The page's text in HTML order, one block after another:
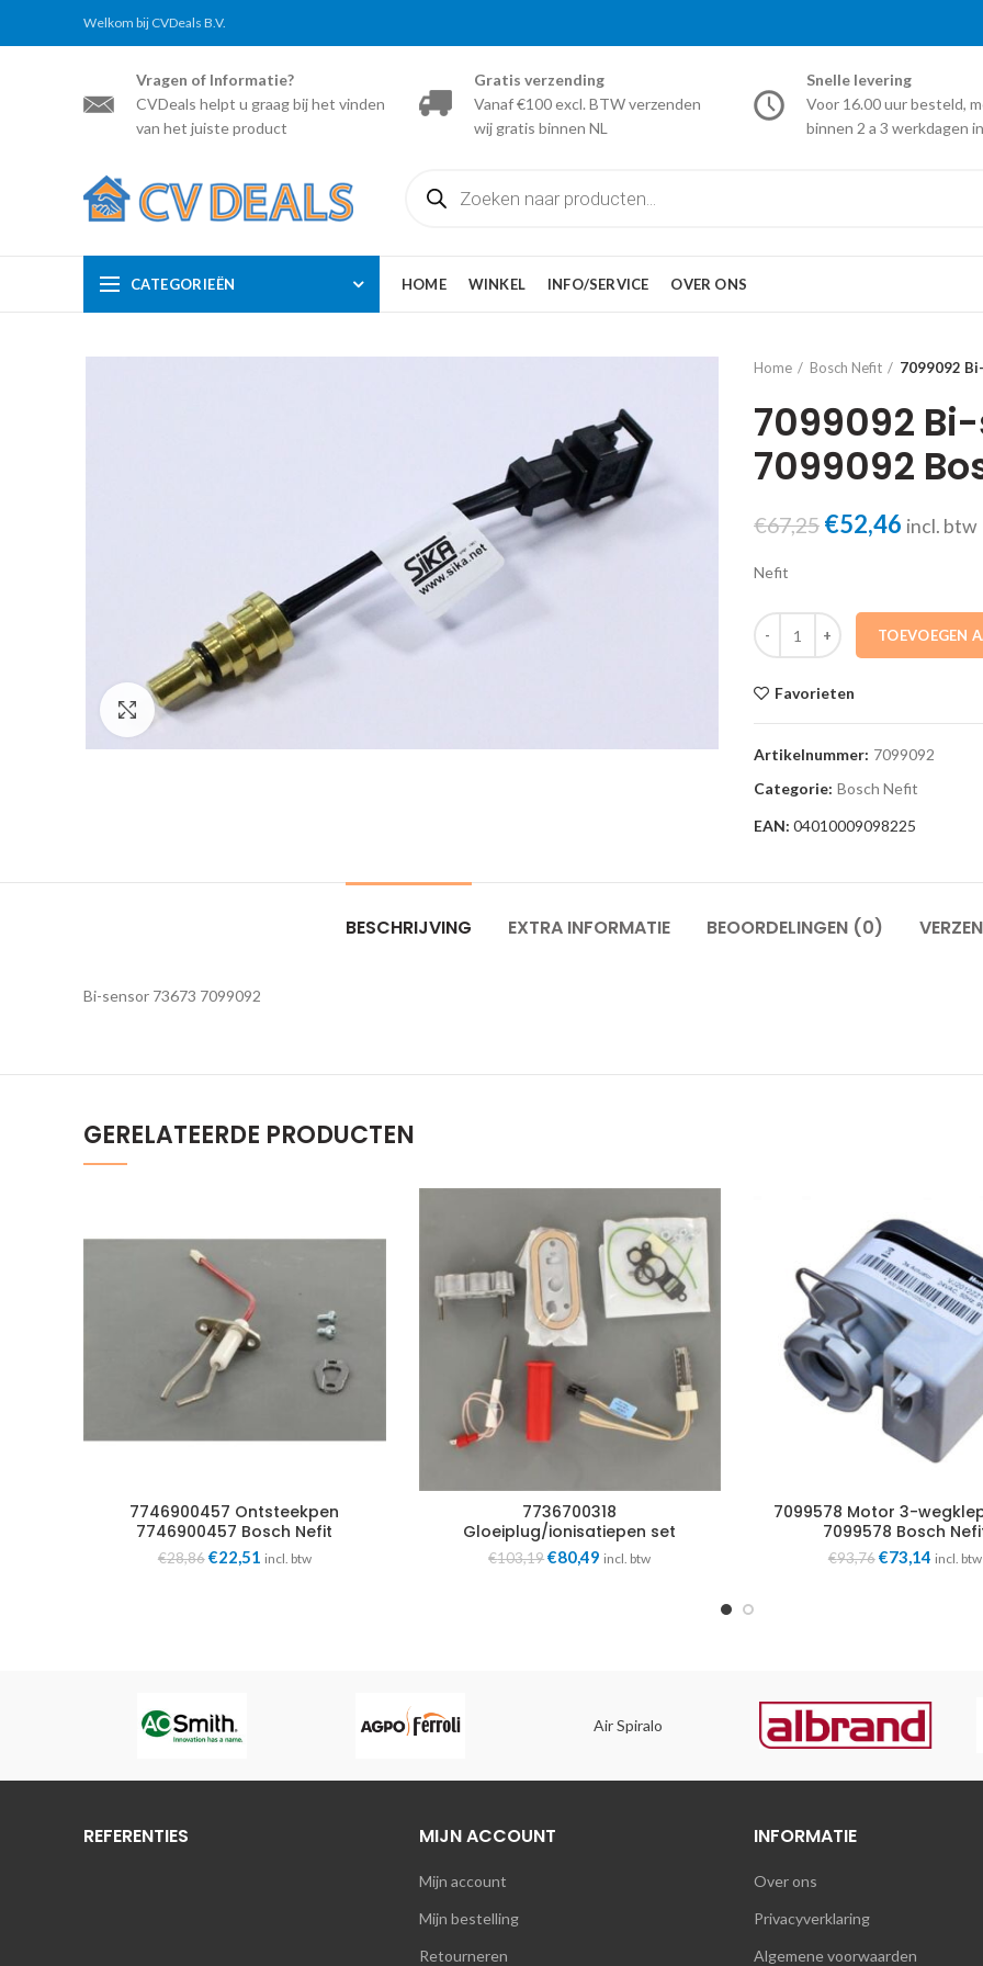
Welkom bij CVDeals B.V.
Vragen of Informatie?
CVDeals helpt u graag bij het vinden
van het juiste product
Gratis verzending
Vanaf €100 excl. BTW verzenden
wij gratis binnen NL
Snelle levering
Voor 16.00 uur besteld,
binnen 2 a 3 werkdagen
zoeken
CATEGORIEËN HOME WINKEL INFO/SERVICE OVER ONS
Click to enlarge
Home Bosch Nefit 7099092
7099092
7099092
€67,25 Oorspronkelijke
€67,25.
€52,46 Huidige
€52,46.
incl. btw
Nefit
7099092 Bi-sensor 73673
TOEVOEGEN
Favorieten
Artikelnummer: 7099092
Categorie: Bosch Nefit
EAN: 04010009098225
BESCHRIJVING EXTRA INFORMATIE BEOORDELINGEN (0)
Bi-sensor 73673 7099092
GERELATEERDE PRODUCTEN
7746900457 Ontsteekpen
7746900457 Bosch Nefit
€28,86 Oorspronkelijke
€22,51 Huidige
incl. btw
7736700318
Gloeiplug/ionisatiepen set
15/45kW 8718600154 Bosch Nefit
€103,19Oorspronkelijke
€80,49 Huidige
incl. btw
7099578 Motor 3-
7099578 Bosch
€93,76 €73,14Huidige
incl. btw
Air Spiralo
REFERENTIES MIJN ACCOUNT
Mijn account
Mijn bestelling
Retourneren
INFORMATIE
Over ons
Privacyverklaring
Algemene voorwaarden